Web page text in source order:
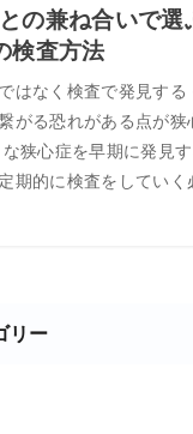
の兼ね合いで選
検査方法
はなく検査で発見する
がる恐れがある点が狭
狭心症を早期に発見
期的に検査をしていく
リー